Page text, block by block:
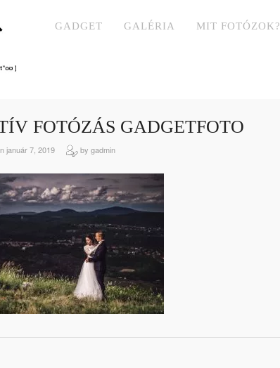
GADGET GALÉRIA MIT FOTÓZOK?
FOTÓZÁS GADGETFOTO
január 7, 2019 by gadmin